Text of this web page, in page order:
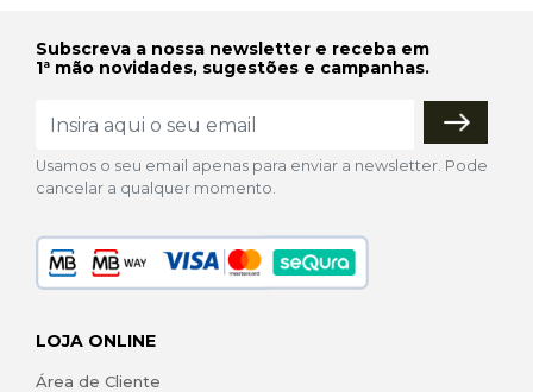
Subscreva a nossa newsletter e receba em
1ª mão novidades, sugestões e campanhas.
Usamos o seu email apenas para enviar a newsletter. Pode
cancelar a qualquer momento.
LOJA ONLINE
Área de Cliente